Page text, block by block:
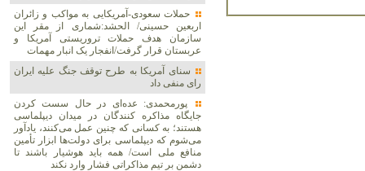
حملات سعودی-آمریکایی به مواکب و زائران
اربعین حسینی/ الحشد:شماری از مقر این
سازمان هدف حملات تروریستی آمریکا و
عربستان قرار گرفت/انفجار یک انبار مهمات
سنای آمریکا به طرح توقف جنگ علیه ایران
رای منفی داد
پورمحمدی: عده‌ای در حال سست کردن
جایگاه مذاکره کنندگان در میدان دیپلماسی
هستند؛ به کسانی که چنین عمل می‌کنند، یادآور
می‌شوم که دیپلماسی برای دولت‌ها ابزار تأمین
منافع ملی است/ همه باید هوشیار باشند تا
دشمن بر تیم مذاکراتی فشار وارد نکند